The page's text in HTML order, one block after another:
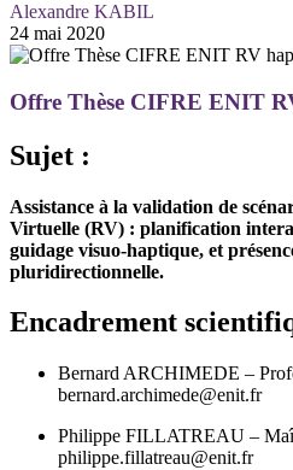
Alexandre KABIL
24 mai 2020
Offre Thèse CIFRE ENIT
Sujet :
Assistance à la validation de
Virtuelle (RV) : planification
guidage visuo-haptique, et
pluridirectionnelle.
Encadrement
Bernard ARCHIMEDE –
bernard.archimede@enit.fr
Philippe FILLATREAU –
philippe.fillatreau@enit.fr